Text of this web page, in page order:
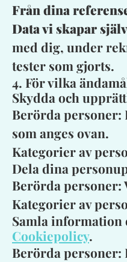
Från dina
Data vi skapar
med dig, under
tester som gjorts.
4. För vilka
Skydda och
Berörda personer:
som anges ovan.
Kategorier av
Dela dina
Berörda personer:
Kategorier av
Samla information
Cookiepolicy.
Berörda personer: